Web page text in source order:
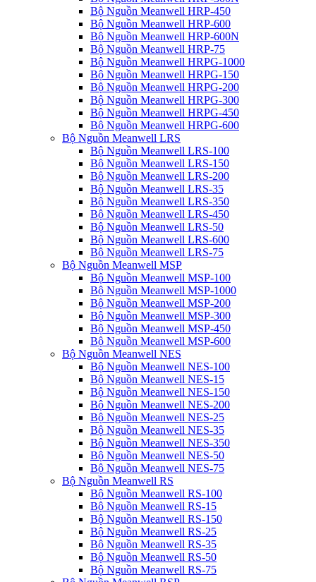
Bộ Nguồn Meanwell HRP-450
Bộ Nguồn Meanwell HRP-600
Bộ Nguồn Meanwell HRP-600N
Bộ Nguồn Meanwell HRP-75
Bộ Nguồn Meanwell HRPG-1000
Bộ Nguồn Meanwell HRPG-150
Bộ Nguồn Meanwell HRPG-200
Bộ Nguồn Meanwell HRPG-300
Bộ Nguồn Meanwell HRPG-450
Bộ Nguồn Meanwell HRPG-600
Bộ Nguồn Meanwell LRS
Bộ Nguồn Meanwell LRS-100
Bộ Nguồn Meanwell LRS-150
Bộ Nguồn Meanwell LRS-200
Bộ Nguồn Meanwell LRS-35
Bộ Nguồn Meanwell LRS-350
Bộ Nguồn Meanwell LRS-450
Bộ Nguồn Meanwell LRS-50
Bộ Nguồn Meanwell LRS-600
Bộ Nguồn Meanwell LRS-75
Bộ Nguồn Meanwell MSP
Bộ Nguồn Meanwell MSP-100
Bộ Nguồn Meanwell MSP-1000
Bộ Nguồn Meanwell MSP-200
Bộ Nguồn Meanwell MSP-300
Bộ Nguồn Meanwell MSP-450
Bộ Nguồn Meanwell MSP-600
Bộ Nguồn Meanwell NES
Bộ Nguồn Meanwell NES-100
Bộ Nguồn Meanwell NES-15
Bộ Nguồn Meanwell NES-150
Bộ Nguồn Meanwell NES-200
Bộ Nguồn Meanwell NES-25
Bộ Nguồn Meanwell NES-35
Bộ Nguồn Meanwell NES-350
Bộ Nguồn Meanwell NES-50
Bộ Nguồn Meanwell NES-75
Bộ Nguồn Meanwell RS
Bộ Nguồn Meanwell RS-100
Bộ Nguồn Meanwell RS-15
Bộ Nguồn Meanwell RS-150
Bộ Nguồn Meanwell RS-25
Bộ Nguồn Meanwell RS-35
Bộ Nguồn Meanwell RS-50
Bộ Nguồn Meanwell RS-75